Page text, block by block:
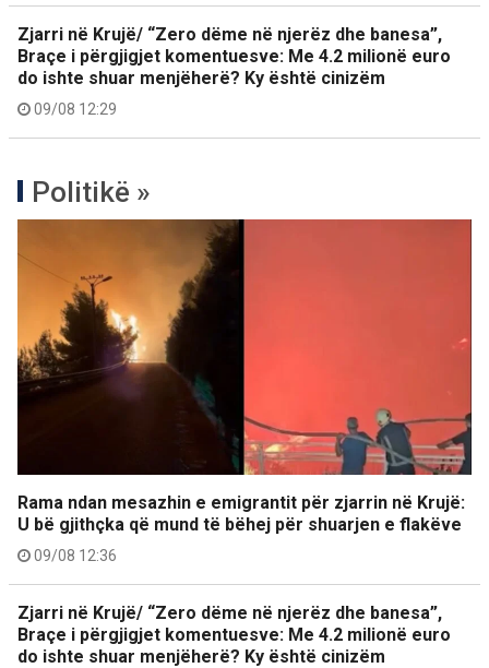
Zjarri në Krujë/ “Zero dëme në njerëz dhe banesa”,
Braçe i përgjigjet komentuesve: Me 4.2 milionë euro
do ishte shuar menjëherë? Ky është cinizëm
09/08 12:29
Politikë »
Rama ndan mesazhin e emigrantit për zjarrin në Krujë:
U bë gjithçka që mund të bëhej për shuarjen e flakëve
09/08 12:36
Zjarri në Krujë/ “Zero dëme në njerëz dhe banesa”,
Braçe i përgjigjet komentuesve: Me 4.2 milionë euro
do ishte shuar menjëherë? Ky është cinizëm